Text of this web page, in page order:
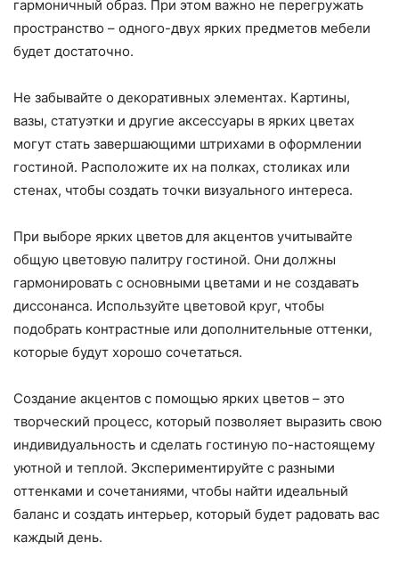
гармоничный образ. При этом важно не перегружать
пространство – одного-двух ярких предметов мебели
будет достаточно.
Не забывайте о декоративных элементах. Картины,
вазы, статуэтки и другие аксессуары в ярких цветах
могут стать завершающими штрихами в оформлении
гостиной. Расположите их на полках, столиках или
стенах, чтобы создать точки визуального интереса.
При выборе ярких цветов для акцентов учитывайте
общую цветовую палитру гостиной. Они должны
гармонировать с основными цветами и не создавать
диссонанса. Используйте цветовой круг, чтобы
подобрать контрастные или дополнительные оттенки,
которые будут хорошо сочетаться.
Создание акцентов с помощью ярких цветов – это
творческий процесс, который позволяет выразить свою
индивидуальность и сделать гостиную по-настоящему
уютной и теплой. Экспериментируйте с разными
оттенками и сочетаниями, чтобы найти идеальный
баланс и создать интерьер, который будет радовать вас
каждый день.